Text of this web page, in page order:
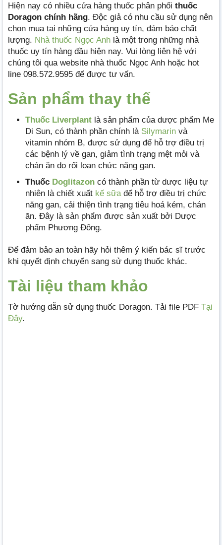
Hiện nay có nhiều cửa hàng thuốc phân phối thuốc
Doragon chính hãng. Độc giả có nhu cầu sử dụng nên
chọn mua tại những cửa hàng uy tín, đảm bảo chất
lượng. Nhà thuốc Ngọc Anh là một trong những nhà
thuốc uy tín hàng đầu hiện nay. Vui lòng liên hệ với
chúng tôi qua website nhà thuốc Ngọc Anh hoặc hot
line 098.572.9595 để được tư vấn.
Sản phẩm thay thế
Thuốc Liverplant là sản phẩm của dược phẩm Me
Di Sun, có thành phần chính là Silymarin và
vitamin nhóm B, được sử dụng để hỗ trợ điều trị
các bệnh lý về gan, giảm tình trạng mệt mỏi và
chán ăn do rối loạn chức năng gan.
Thuốc Doglitazon có thành phần từ dược liệu tự
nhiên là chiết xuất kế sữađể hỗ trợ điều trị chức
năng gan, cải thiện tình trạng tiêu hoá kém, chán
ăn. Đây là sản phẩm được sản xuất bởi Dược
phẩm Phương Đông.
Để đảm bảo an toàn hãy hỏi thêm ý kiến bác sĩ trước
khi quyết định chuyển sang sử dụng thuốc khác.
Tài liệu tham khảo
Tờ hướng dẫn sử dụng thuốc Doragon. Tải file PDF Tại
Đây.